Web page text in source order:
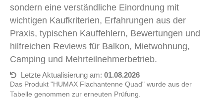
sondern eine verständliche Einordnung mit
wichtigen Kaufkriterien, Erfahrungen aus der
Praxis, typischen Kauffehlern, Bewertungen und
hilfreichen Reviews für Balkon, Mietwohnung,
Camping und Mehrteilnehmerbetrieb.
Letzte Aktualisierung am: 01.08.2026
Das Produkt "HUMAX Flachantenne Quad" wurde aus der
Tabelle genommen zur erneuten Prüfung.